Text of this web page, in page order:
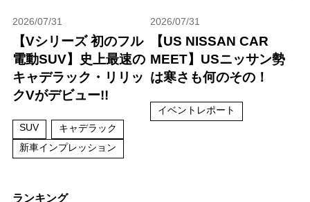
2026/07/31
【Vシリーズ 初のフル
電動SUV】史上最速の
キャデラック・リリッ
クVがデビュー!!
SUV
キャデラック
新車インプレッション
2026/07/31
【US NISSAN CAR
MEET】USニッサン勢
は寒さも何のその！
イベントレポート
ランキング